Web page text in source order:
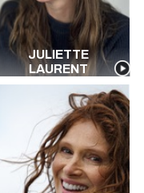
JULIETTE
LAURENT